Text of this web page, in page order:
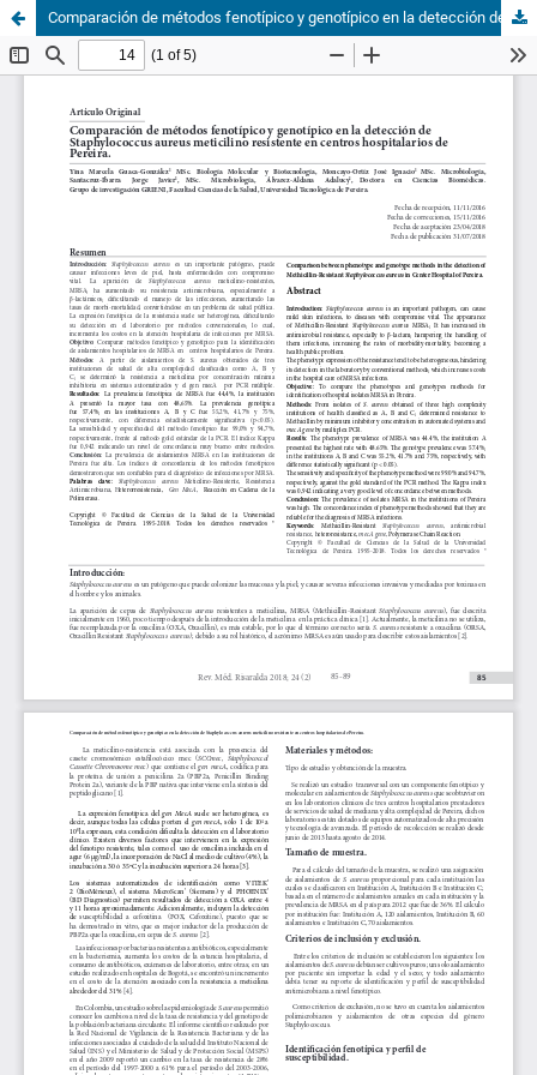
Comparación de métodos fenotípico y genotípico en la detección de Staphylococcus aureus meticilino resistente en centros hospitalarios de Pereira.